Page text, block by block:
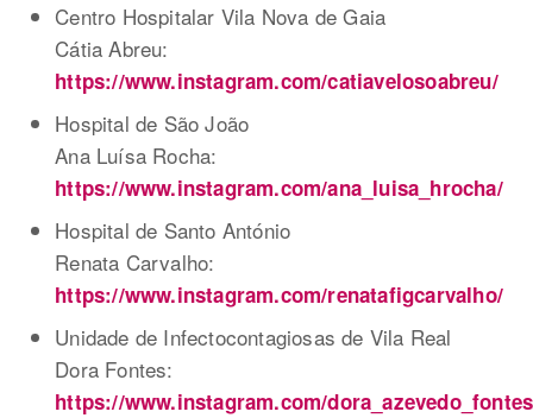
Centro Hospitalar Vila Nova de Gaia
Cátia Abreu:
https://www.instagram.com/catiavelosoabreu/
Hospital de São João
Ana Luísa Rocha:
https://www.instagram.com/ana_luisa_hrocha/
Hospital de Santo António
Renata Carvalho:
https://www.instagram.com/renatafigcarvalho/
Unidade de Infectocontagiosas de Vila Real
Dora Fontes:
https://www.instagram.com/